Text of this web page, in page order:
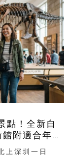
點！全新自
附適合年
上深圳一日